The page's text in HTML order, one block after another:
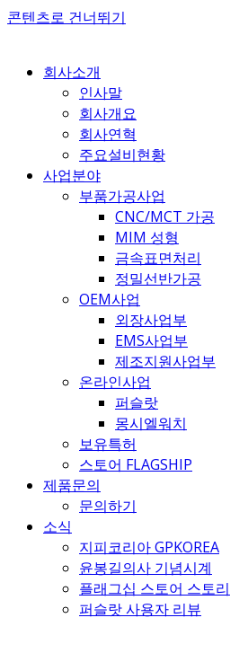
콘텐츠로 건너뛰기
회사소개
인사말
회사개요
회사연혁
주요설비현황
사업분야
부품가공사업
CNC/MCT 가공
MIM 성형
금속표면처리
정밀선반가공
OEM사업
외장사업부
EMS사업부
제조지원사업부
온라인사업
퍼슬랏
몽시엘워치
보유특허
스토어 FLAGSHIP
제품문의
문의하기
소식
지피코리아 GPKOREA
윤봉길의사 기념시계
플래그십 스토어 스토리
퍼슬랏 사용자 리뷰